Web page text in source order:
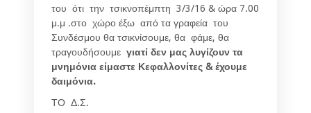
του ότι την τσικνοπέμπτη 3/3/16 & ώρα 7.00
μ.μ .στο χώρο έξω από τα γραφεία του
Συνδέσμου θα τσικνίσουμε, θα φάμε, θα
τραγουδήσουμε γιατί δεν μας λυγίζουν τα
μνημόνια είμαστε Κεφαλλονίτες & έχουμε
δαιμόνια.
ΤΟ Δ.Σ.